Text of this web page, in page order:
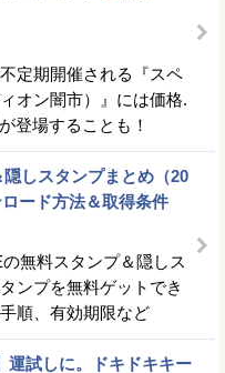
定期開催される『スペ
オン闇市）』には価格.
登場することも！
隠しスタンプまとめ（20
ード方法＆取得条件
無料スタンプ＆隠しス
ンプを無料ゲットでき
順、有効期限など
運試しに。ドキドキキー